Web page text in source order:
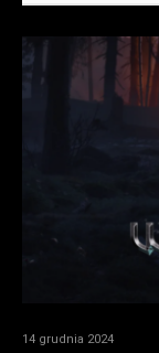
14 grudnia 2024